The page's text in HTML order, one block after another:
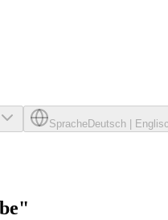
SpracheDeutsch